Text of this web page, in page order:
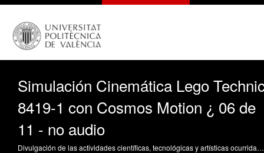
Simulación Cinemática Lego
8419-1 con Cosmos Motion ¿ 06 de
11 - no audio
Divulgación de las actividades científicas, tecnológicas y artísticas ocurridas en los tres campus de la UPV